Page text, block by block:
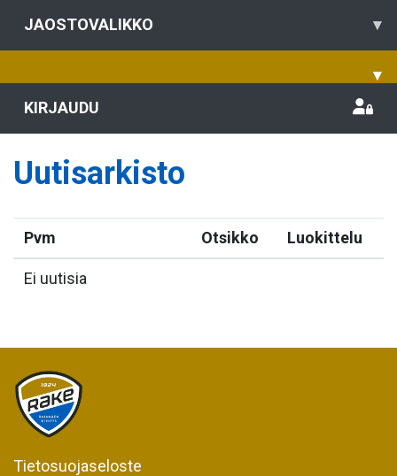
JAOSTOVALIKKO ▾
▾
KIRJAUDU
Uutisarkisto
Pvm Otsikko Luokittelu
Ei uutisia
Tietosuojaseloste